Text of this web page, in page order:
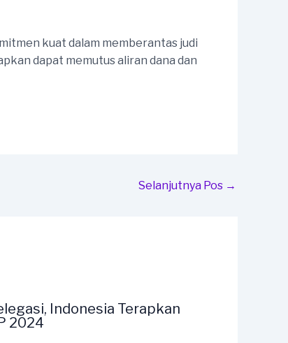
kuat dalam memberantas judi
dapat memutus aliran dana dan
Selanjutnya Pos →
Indonesia Terapkan
2024